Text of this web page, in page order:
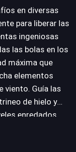
como
de agua,
y barcos
únicas que
Las "bolas
culminante,
del jugador
sencilla
horas de
de cada
en diversas
para liberar las
ingeniosas
las bolas en los
máxima que
elementos
viento. Guía las
de hielo y
enredados